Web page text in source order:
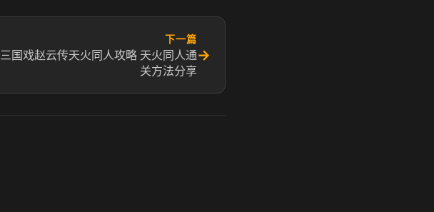
下一篇
三国戏赵云传天火同人攻略 天火同人通
关方法分享
→